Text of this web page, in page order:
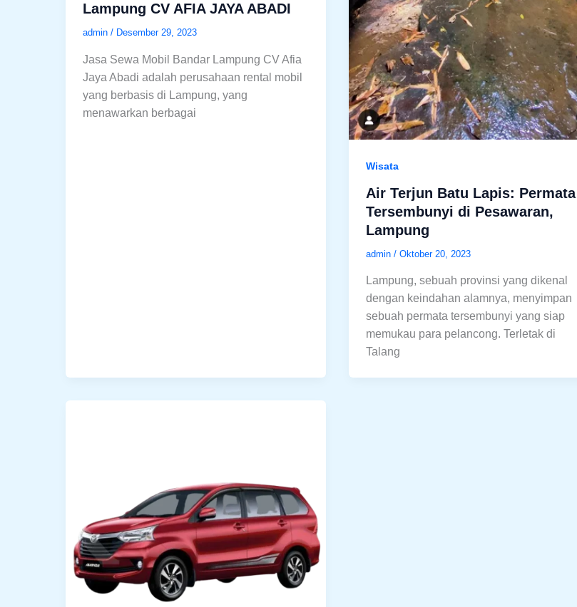
Lampung CV AFIA JAYA ABADI
admin / Desember 29, 2023
Jasa Sewa Mobil Bandar Lampung CV Afia
Jaya Abadi adalah perusahaan rental mobil
yang berbasis di Lampung, yang
menawarkan berbagai
Wisata
Air Terjun Batu Lapis: Permata
Tersembunyi di Pesawaran,
Lampung
admin/Oktober 20, 2023
Lampung, sebuah provinsi yang dikenal
dengan keindahan alamnya, menyimpan
sebuah permata tersembunyi yang siap
memukau para pelancong. Terletak di
Talang